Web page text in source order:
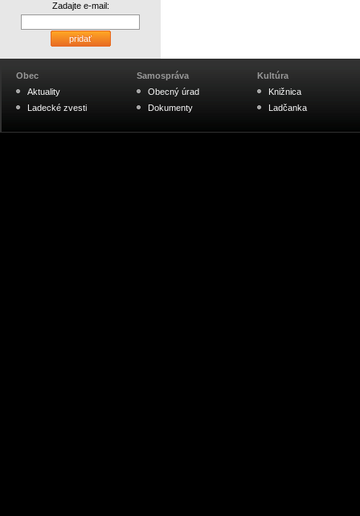
Zadajte e-mail:
pridať
Obec
Aktuality
Ladecké zvesti
Samospráva
Obecný úrad
Dokumenty
Kultúra
Knižnica
Ladčanka